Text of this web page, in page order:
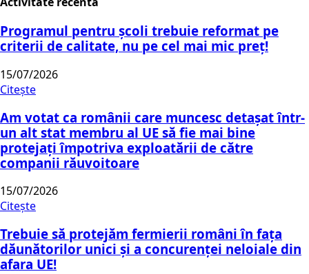
Programul pentru școli trebuie reformat pe
criterii de calitate, nu pe cel mai mic preț!
15/07/2026
Citește
Am votat ca românii care muncesc detașat într-
un alt stat membru al UE să fie mai bine
protejați împotriva exploatării de către
companii răuvoitoare
15/07/2026
Citește
Trebuie să protejăm fermierii români în fața
dăunătorilor unici și a concurenței neloiale din
afara UE!